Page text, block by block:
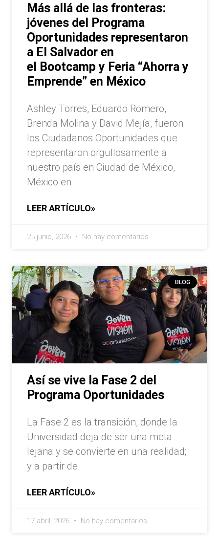
Más allá de las fronteras:
jóvenes del Programa
Oportunidades representaron
a El Salvador en
el Bootcamp y Feria “Ahorra y
Emprende” en México
Ashley Torres, Eduardo Romero,
Brenda Molina y David Mejía, fueron
los Ciudadanos Oportunidades que
representaron orgullosamente a
nuestro país en Ciudad de México,
México en
LEER ARTÍCULO»
25 junio, 2026 No hay comentarios
BLOG
Así se vive la Fase 2 del
Programa Oportunidades
La Fase 2 es la transición, donde la
Universidad deja de ser una meta
lejana y se convierte en una realidad;
y a partir de
LEER ARTÍCULO»
17 abril, 2026 No hay comentarios